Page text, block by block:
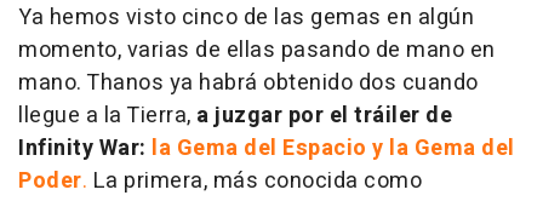
Ya hemos visto cinco de las gemas en algún
momento, varias de ellas pasando de mano en
mano. Thanos ya habrá obtenido dos cuando
llegue a la Tierra, a juzgar por el tráiler de
Infinity War: la Gema del Espacio y la Gema del
Poder. La primera, más conocida como